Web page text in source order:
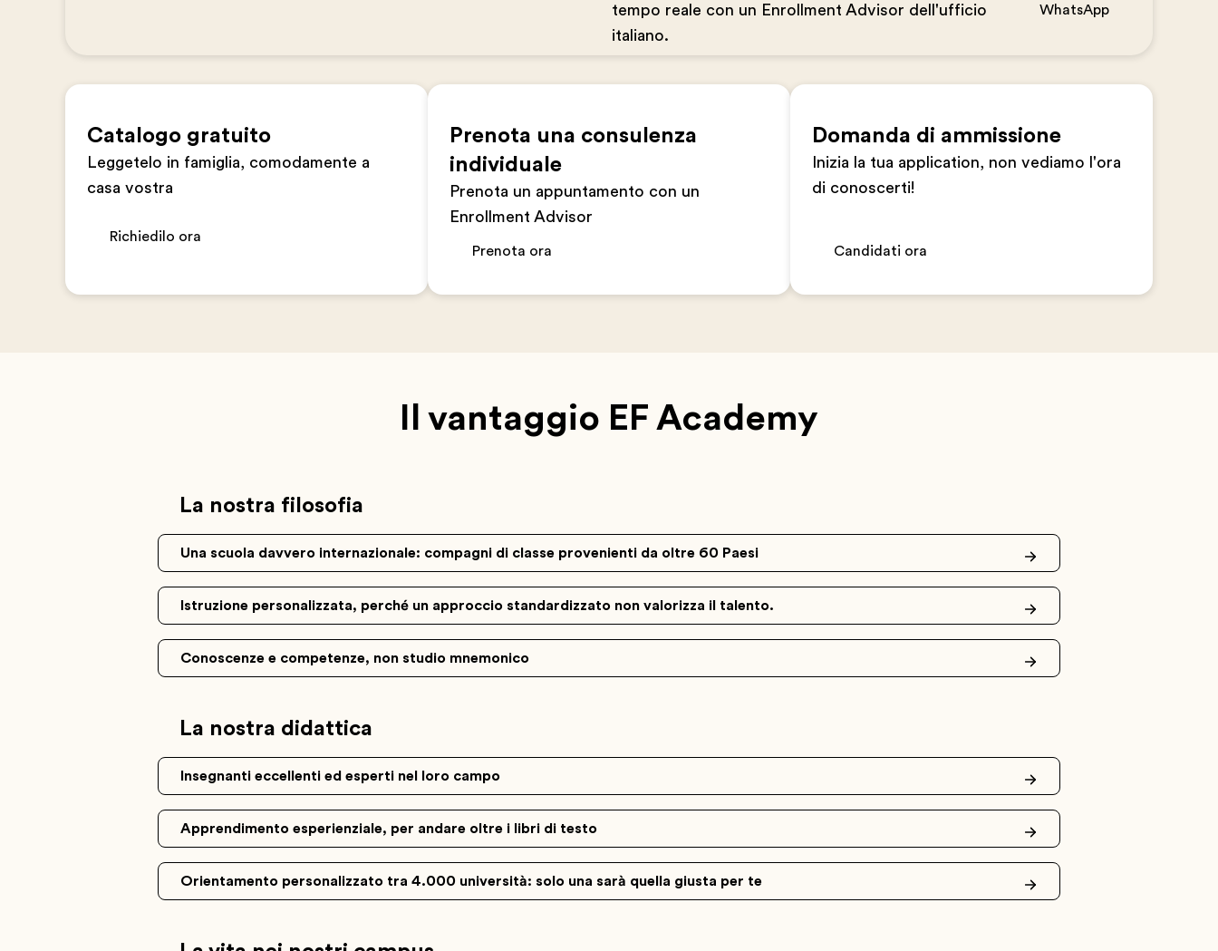
tempo reale con un Enrollment Advisor dell'ufficio
italiano.
WhatsApp
Catalogo gratuito
Leggetelo in famiglia, comodamente a
casa vostra
Richiedilo ora
Prenota una consulenza
individuale
Prenota un appuntamento con un
Enrollment Advisor
Prenota ora
Domanda di ammissione
Inizia la tua application, non vediamo l'ora
di conoscerti!
Candidati ora
Il vantaggio EF Academy
La nostra filosofia
Una scuola davvero internazionale: compagni di classe provenienti da oltre 60 Paesi
Istruzione personalizzata, perché un approccio standardizzato non valorizza il talento.
Conoscenze e competenze, non studio mnemonico
La nostra didattica
Insegnanti eccellenti ed esperti nel loro campo
Apprendimento esperienziale, per andare oltre i libri di testo
Orientamento personalizzato tra 4.000 università: solo una sarà quella giusta per te